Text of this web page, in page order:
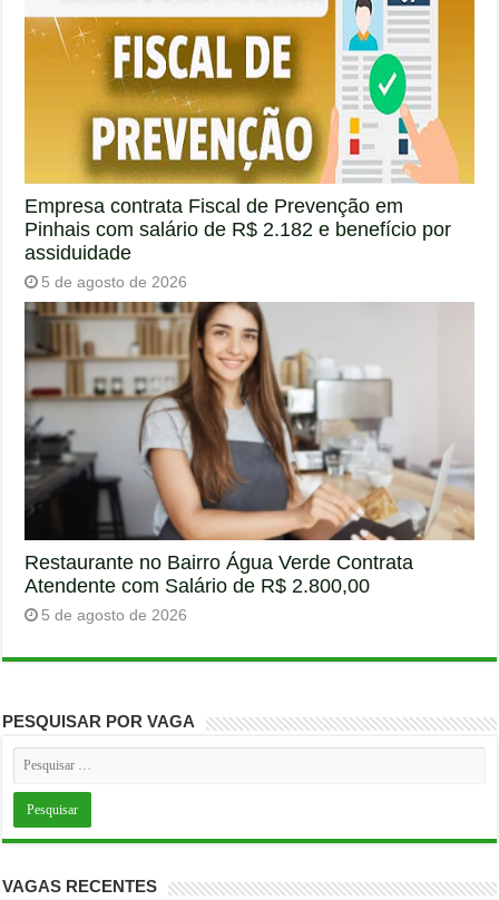
Empresa contrata Fiscal de Prevenção em
Pinhais com salário de R$ 2.182 e benefício por
assiduidade
5 de agosto de 2026
Restaurante no Bairro Água Verde Contrata
Atendente com Salário de R$ 2.800,00
5 de agosto de 2026
PESQUISAR POR VAGA
VAGAS RECENTES